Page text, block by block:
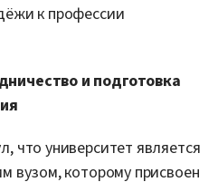
к профессии
и подготовка
что университет является
вузом, которому присвоен